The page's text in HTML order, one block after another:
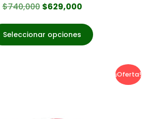
$740,000 $629,000
Seleccionar opciones
¡Oferta!